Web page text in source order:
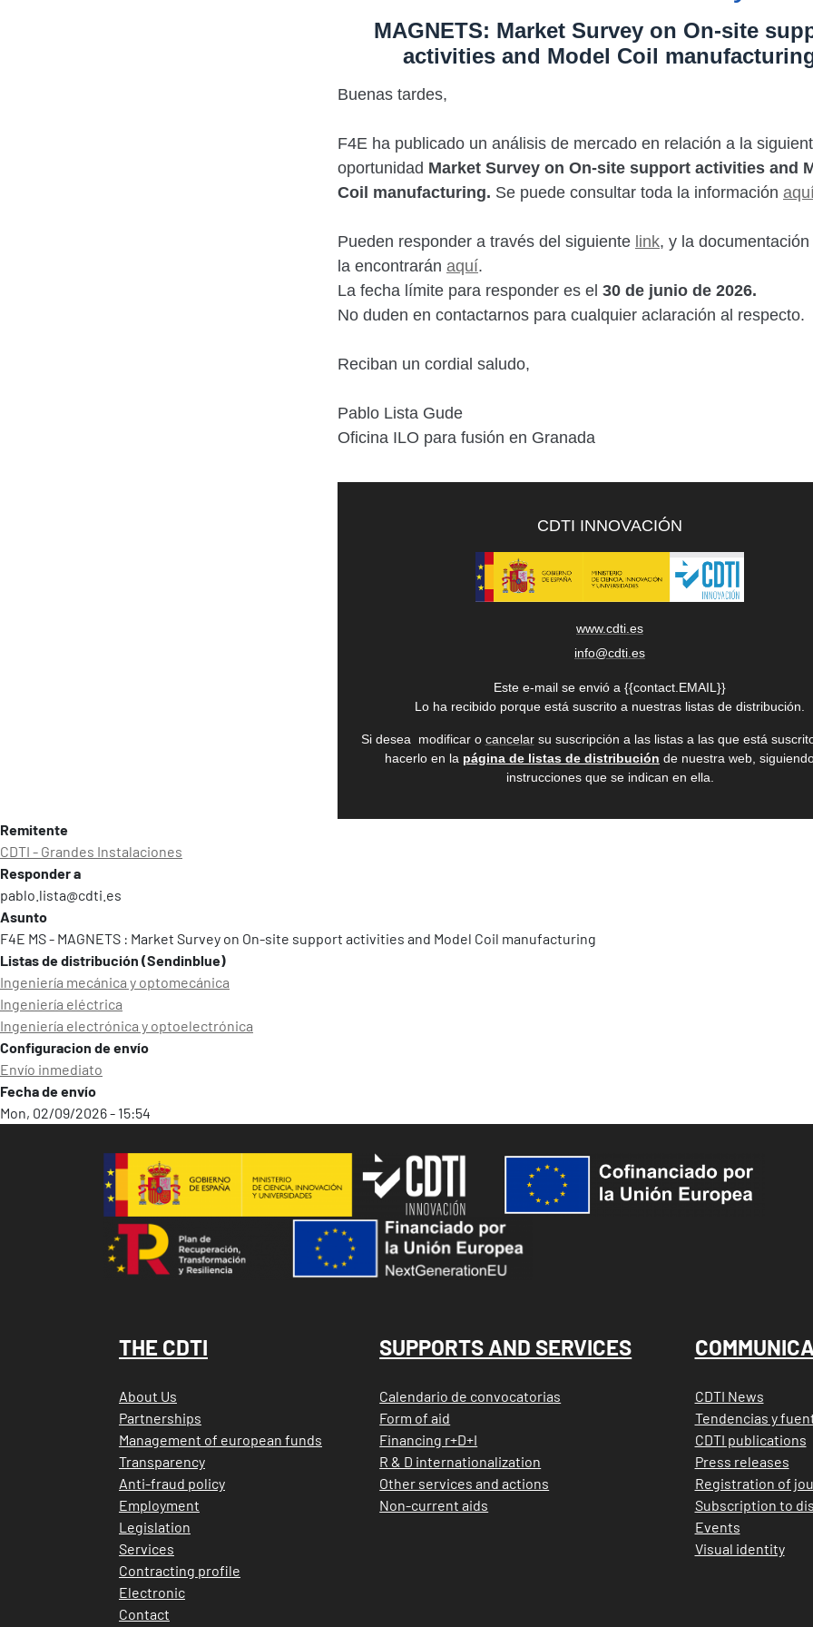
MAGNETS: Market Survey on On-site
activities and Model Coil
Buenas tardes,
F4E ha publicado un análisis de mercado en relación a la
oportunidad Market Survey on On-site support activities and
Coil manufacturing. Se puede consultar toda la información aquí
Pueden responder a través del siguiente link, y la
la encontrarán aquí.
La fecha límite para responder es el 30 de junio de 2026.
No duden en contactarnos para cualquier aclaración al respecto.
Reciban un cordial saludo,
Pablo Lista Gude
Oficina ILO para fusión en Granada
CDTI INNOVACIÓN
www.cdti.es
info@cdti.es
Este e-mail se envió a {{contact.EMAIL}}
Lo ha recibido porque está suscrito a nuestras listas de distribución.
Si desea modificar o cancelarsu suscripción a las listas a las que está
hacerlo en la página de listas de distribución de nuestra web,
instrucciones que se indican en ella.
Remitente
CDTI - Grandes Instalaciones
Responder a
pablo.lista@cdti.es
Asunto
F4E MS - MAGNETS : Market Survey on On-site support activities and Model Coil manufacturing
Listas de distribución (Sendinblue)
Ingenierí­a mecánica y optomecánica
Ingenierí­a eléctrica
Ingenierí­a electrónica y optoelectrónica
Configuracion de envío
Envío inmediato
Fecha de envío
Mon, 02/09/2026 - 15:54
Image
Menu Footer Cdti
THE CDTI
About Us
Partnerships
Management of european funds
Transparency
Anti-fraud policy
Employment
Legislation
Services
Contracting profile
Electronic
Contact
Menu Footer Ayudas y Servicios
SUPPORTS AND SERVICES
Calendario de convocatorias
Form of aid
Financing r+D+I
R & D internationalization
Other services and actions
Non-current aids
Menu Footer
CDTI News
Tendencias y
CDTI publications
Press releases
Registration of
Subscription to
Events
Visual identity